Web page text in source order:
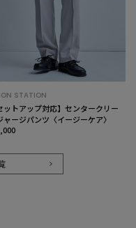
STATION
ットアップ対応】センタークリー
ャージパンツ〈イージーケア〉